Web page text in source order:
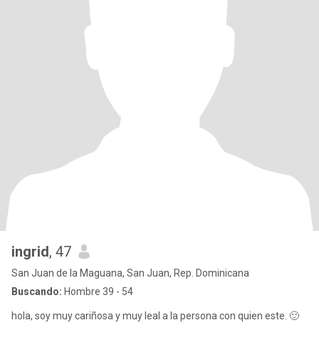
ingrid, 47
San Juan de la Maguana, San Juan, Rep. Dominicana
Buscando: Hombre 39 - 54
hola, soy muy cariñosa y muy leal a la persona con quien este. 🙂